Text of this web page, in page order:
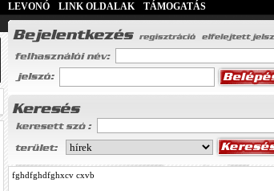
LEVONÓ LINK OLDALAK TÁMOGATÁS
fghdfghdfghxcv cxvb